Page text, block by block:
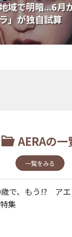
域で明暗...6月
」が独自試算
AERAの一
一覧をみる
で、もう!? アエ
集